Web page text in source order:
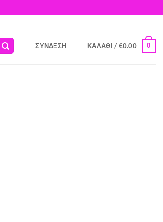
ΣΎΝΔΕΣΗ ΚΑΛΆΘΙ / €0.00 0